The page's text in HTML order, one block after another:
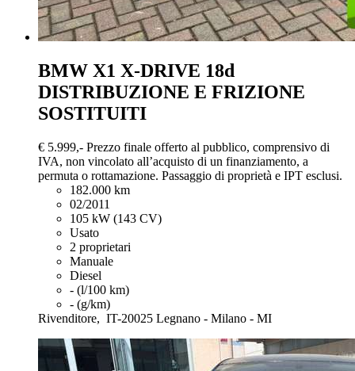
BMW X1 X-DRIVE 18d
DISTRIBUZIONE E FRIZIONE
SOSTITUITI
€ 5.999,- Prezzo finale offerto al pubblico, comprensivo di
IVA, non vincolato all’acquisto di un finanziamento, a
permuta o rottamazione. Passaggio di proprietà e IPT esclusi.
182.000 km
02/2011
105 kW (143 CV)
Usato
2 proprietari
Manuale
Diesel
- (l/100 km)
- (g/km)
Rivenditore, IT-20025 Legnano - Milano - MI